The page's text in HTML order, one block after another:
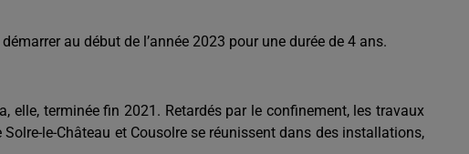
au début de l’année 2023 pour une durée de 4 ans.
elle, terminée fin 2021. Retardés par le confinement, les travaux
le-Château et Cousolre se réunissent dans des installations,